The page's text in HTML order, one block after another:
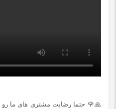
🙏🌹 حتما رضایت مشتری های ما رو